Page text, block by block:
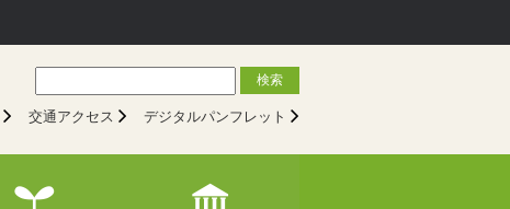
検索
交通アクセス デジタルパンフレット